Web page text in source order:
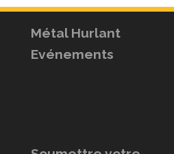
Métal Hurlant
Evénements